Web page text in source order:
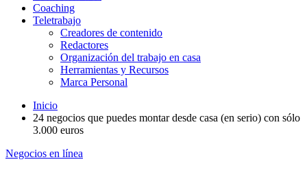
Coaching
Teletrabajo
Creadores de contenido
Redactores
Organización del trabajo en casa
Herramientas y Recursos
Marca Personal
Inicio
24 negocios que puedes montar desde casa (en serio) con sólo
3.000 euros
Negocios en línea